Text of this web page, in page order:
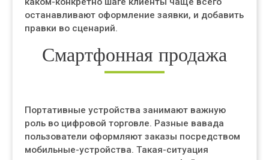
останавливают оформление заявки, и добавить
правки во сценарий.
Смартфонная продажа
Портативные устройства занимают важную
роль во цифровой торговле. Разные вавада
пользователи оформляют заказы посредством
мобильные-устройства. Такая-ситуация